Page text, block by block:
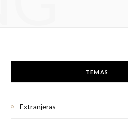
TEMAS
Extranjeras